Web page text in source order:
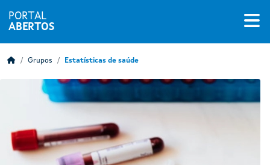
PORTAL
ABERTOS
Grupos Estatísticas de saúde